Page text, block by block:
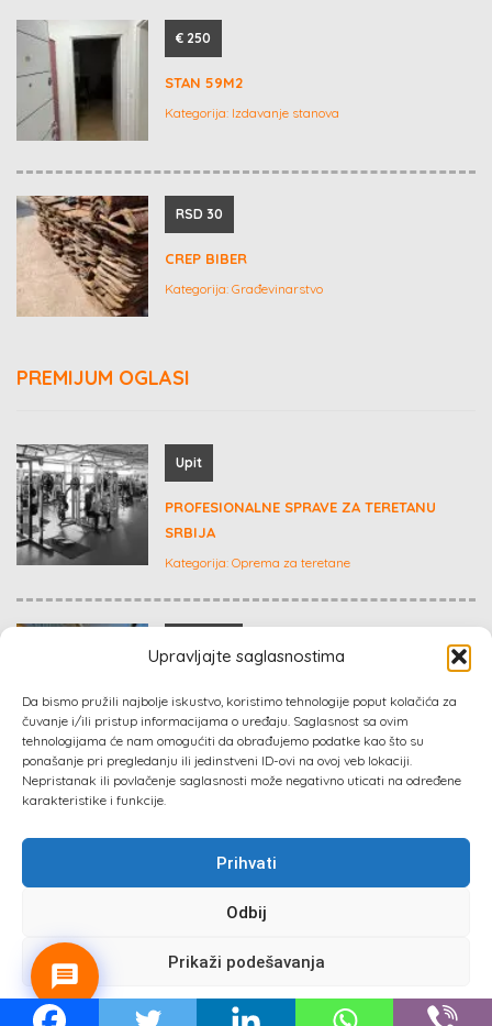
Upravljajte saglasnostima
Da bismo pružili najbolje iskustvo, koristimo tehnologije poput kolačića za
čuvanje i/ili pristup informacijama o uređaju. Saglasnost sa ovim
tehnologijama će nam omogućiti da obrađujemo podatke kao što su
ponašanje pri pregledanju ili jedinstveni ID-ovi na ovoj veb lokaciji.
Nepristanak ili povlačenje saglasnosti može negativno uticati na određene
karakteristike i funkcije.
Prihvati
Odbij
Prikaži podešavanja
Politika privatnosti
€ 250
STAN 59M2
Kategorija: Izdavanje stanova
RSD 30
CREP BIBER
Kategorija: Građevinarstvo
PREMIJUM OGLASI
Upit
PROFESIONALNE SPRAVE ZA TERETANU
SRBIJA
Kategorija: Oprema za teretane
NA SAMO 30 METARA OD DRINE
Kategorija:Nekretnine
Marketing & PR